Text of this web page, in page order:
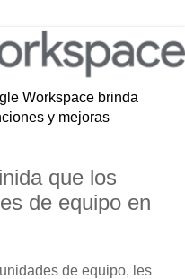
Workspace brinda
y mejoras
que los
de equipo en
de equipo, les